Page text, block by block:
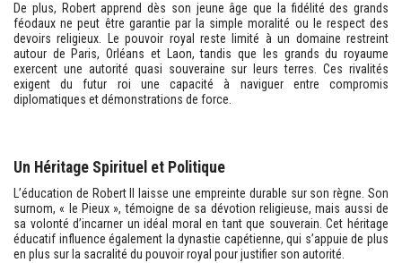
De plus, Robert apprend dès son jeune âge que la fidélité des grands
féodaux ne peut être garantie par la simple moralité ou le respect des
devoirs religieux. Le pouvoir royal reste limité à un domaine restreint
autour de Paris, Orléans et Laon, tandis que les grands du royaume
exercent une autorité quasi souveraine sur leurs terres. Ces rivalités
exigent du futur roi une capacité à naviguer entre compromis
diplomatiques et démonstrations de force.
Un Héritage Spirituel et Politique
L’éducation de Robert II laisse une empreinte durable sur son règne. Son
surnom, « le Pieux », témoigne de sa dévotion religieuse, mais aussi de
sa volonté d’incarner un idéal moral en tant que souverain. Cet héritage
éducatif influence également la dynastie capétienne, qui s’appuie de plus
en plus sur la sacralité du pouvoir royal pour justifier son autorité.